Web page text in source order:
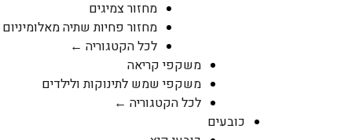
מחזור צמיגים
מחזור פחיות שתיה מאלומיניום
לכל הקטגוריה ←
משקפי קריאה
משקפי שמש לתינוקות ולילדים
לכל הקטגוריה ←
כובעים